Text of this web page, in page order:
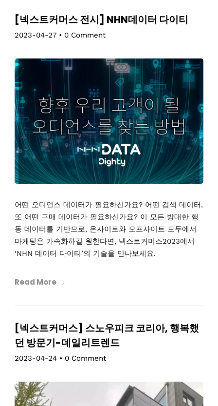
[넥스트커머스 전시] NHN데이터 다이티
2023-04-27 • 0 Comment
어떤 오디언스 데이터가 필요하신가요? 어떤 검색 데이터,
또 어떤 구매 데이터가 필요하신가요? 이 모든 방대한 행
동 데이터를 기반으로, 온사이트와 오프사이트 모두에서
마케팅은 가속화하길 원한다면, 넥스트커머스2023에서
‘NHN 데이터 다이티’의 기술을 만나보세요.
Read More
[넥스트커머스] 스노우피크 코리아, 행복했
던 방문기-데일리트렌드
2023-04-24 • 0 Comment